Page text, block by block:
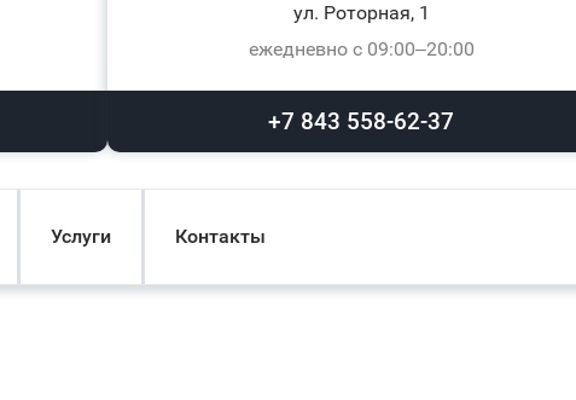
ул. Роторная, 1
ежедневно с 09:00–20:00
+7 843 558-62-37
Услуги Контакты